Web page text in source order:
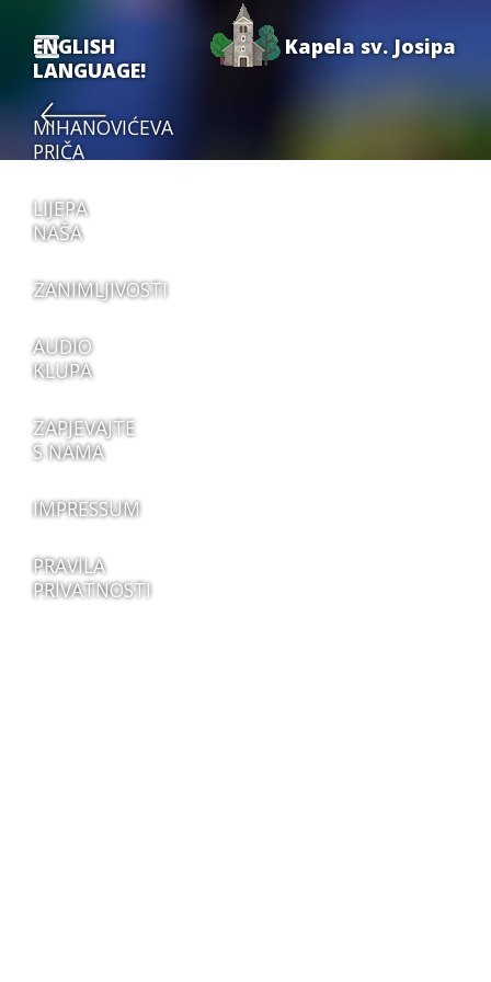
ENGLISH
LANGUAGE!
MIHANOVIĆEVA
PRIČA
LIJEPA
NAŠA
ZANIMLJIVOSTI
AUDIO
KLUPA
ZAPJEVAJTE
S NAMA
IMPRESSUM
PRAVILA
PRIVATNOSTI
Kapela sv. Josipa